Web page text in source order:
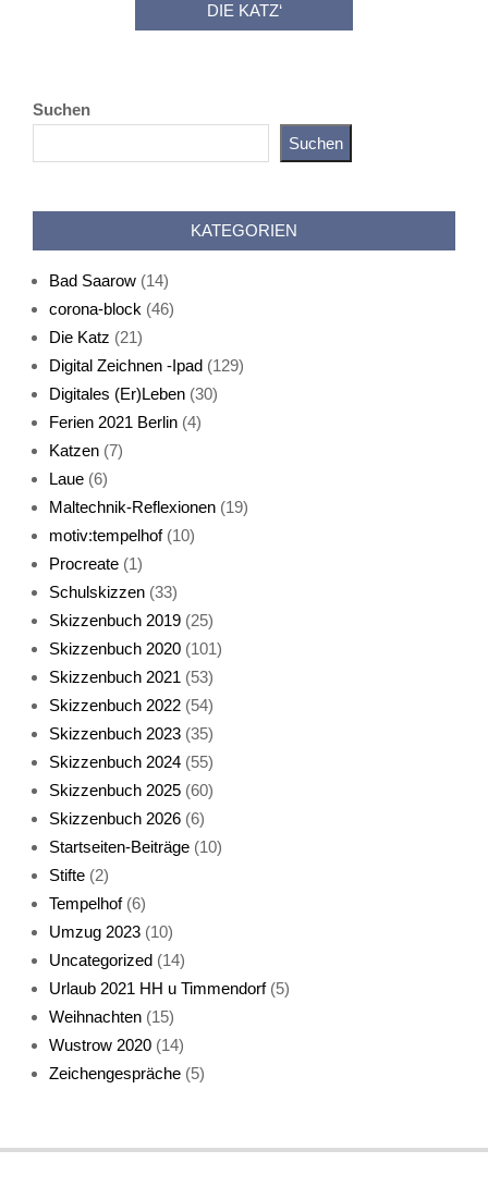
DIE KATZ‘
Live-Cat
Katze sturmerprobt
Suchen
Suchen
KATEGORIEN
Bad Saarow (14)
corona-block (46)
Die Katz (21)
Digital Zeichnen -Ipad (129)
Digitales (Er)Leben (30)
Ferien 2021 Berlin (4)
Katzen (7)
Laue (6)
Maltechnik-Reflexionen (19)
motiv:tempelhof(10)
Procreate (1)
Schulskizzen (33)
Skizzenbuch 2019 (25)
Skizzenbuch 2020 (101)
Skizzenbuch 2021 (53)
Skizzenbuch 2022 (54)
Skizzenbuch 2023 (35)
Skizzenbuch 2024 (55)
Skizzenbuch 2025 (60)
Skizzenbuch 2026 (6)
Startseiten-Beiträge (10)
Stifte (2)
Tempelhof(6)
Umzug 2023 (10)
Uncategorized (14)
Urlaub 2021 HH u Timmendorf(5)
Weihnachten (15)
Wustrow 2020 (14)
Zeichengespräche (5)